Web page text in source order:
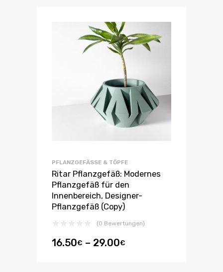
PFLANZGEFÄSSE & TÖPFE
Ritar Pflanzgefäß: Modernes
Pflanzgefäß für den
Innenbereich, Designer-
Pflanzgefäß (Copy)
(0 Bewertungen)
16.50€ – 29.00€